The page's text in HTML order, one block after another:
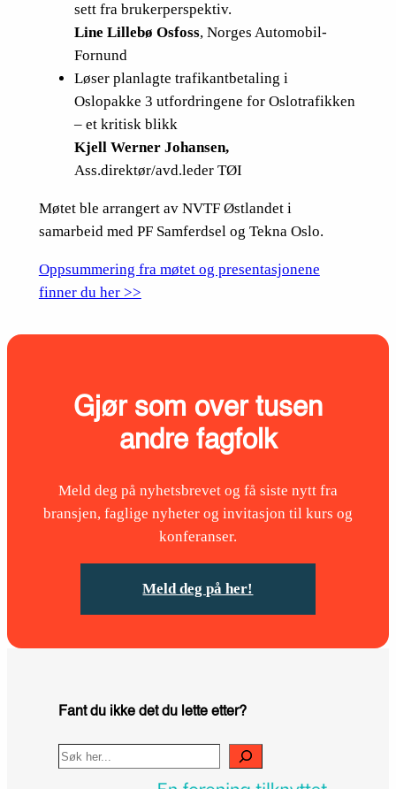
sett fra brukerperspektiv.
Line Lillebø Osfoss, Norges Automobil-
Fornund
Løser planlagte trafikantbetaling i
Oslopakke 3 utfordringene for Oslotrafikken
– et kritisk blikk
Kjell Werner Johansen,
Ass.direktør/avd.leder TØI
Møtet ble arrangert av NVTF Østlandet i
samarbeid med PF Samferdsel og Tekna Oslo.
Oppsummering fra møtet og presentasjonene
finner du her >>
Gjør som over tusen
andre fagfolk
Meld deg på nyhetsbrevet og få siste nytt fra
bransjen, faglige nyheter og invitasjon til kurs og
konferanser.
Meld deg på her!
Fant du ikke det du lette etter?
Search